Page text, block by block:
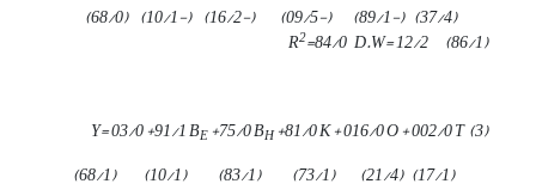
(
37/4
) (-
89/1
) (-
09/5
) (-
16/2
) (-
10/1
) (
68/0
)
(
86/1
)
R2=84/0 D.W=12/2
(
3
) Y=
03/0+91/1BE +75/0BH+81/0K +016/0O +002/0T
(
17/1
) (
21/4
) (
73/1
)
(
83/1
) (
10/1
) (
68/1
)